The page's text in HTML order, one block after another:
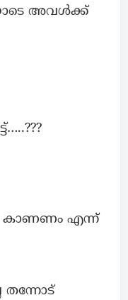
അവൾക്ക്
കാണണം എന്ന്
തന്നോട്